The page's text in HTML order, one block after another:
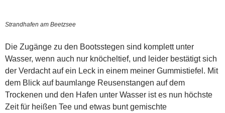
Strandhafen am Beetzsee
Die Zugänge zu den Bootsstegen sind komplett unter
Wasser, wenn auch nur knöcheltief, und leider bestätigt sich
der Verdacht auf ein Leck in einem meiner Gummistiefel. Mit
dem Blick auf baumlange Reusenstangen auf dem
Trockenen und den Hafen unter Wasser ist es nun höchste
Zeit für heißen Tee und etwas bunt gemischte